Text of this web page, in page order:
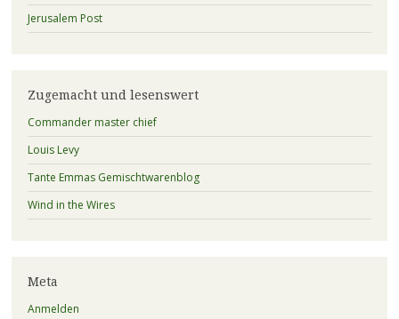
Jerusalem Post
Zugemacht und lesenswert
Commander master chief
Louis Levy
Tante Emmas Gemischtwarenblog
Wind in the Wires
Meta
Anmelden